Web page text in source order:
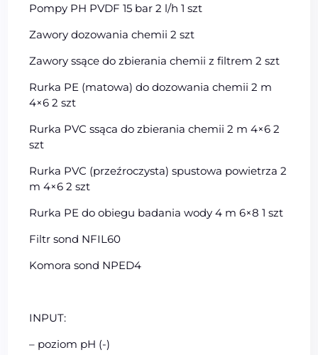
Pompy PH PVDF 15 bar 2 l/h 1 szt
Zawory dozowania chemii 2 szt
Zawory ssące do zbierania chemii z filtrem 2 szt
Rurka PE (matowa) do dozowania chemii 2 m
4×6 2 szt
Rurka PVC ssąca do zbierania chemii 2 m 4×6 2
szt
Rurka PVC (przeźroczysta) spustowa powietrza 2
m 4×6 2 szt
Rurka PE do obiegu badania wody 4 m 6×8 1 szt
Filtr sond NFIL60
Komora sond NPED4
INPUT:
– poziom pH (-)